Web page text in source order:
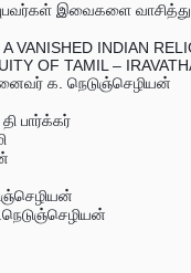
இவைகளை
A VANISHED INDIAN
OF TAMIL –
க. நெடுஞ்செழியன்
பார்க்கர்